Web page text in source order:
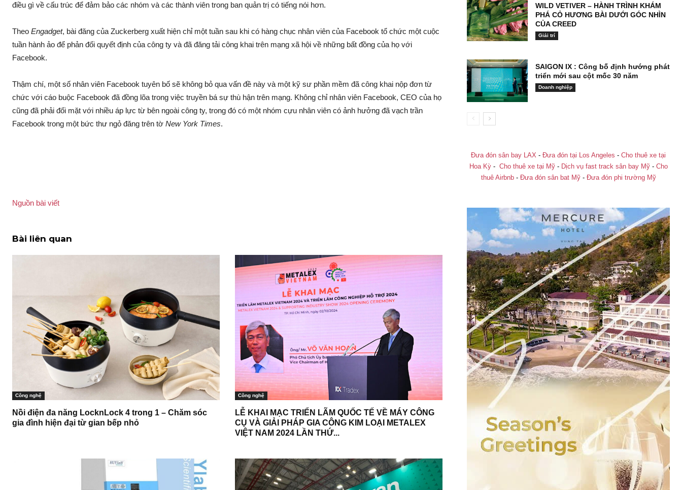
điều gì về cấu trúc để đảm bảo các nhóm và các thành viên trong ban quản trị có tiếng nói hơn.
Theo Engadget, bài đăng của Zuckerberg xuất hiện chỉ một tuần sau khi có hàng chục nhân viên của Facebook tổ chức một cuộc
tuần hành ảo để phản đối quyết định của công ty và đã đăng tải công khai trên mạng xã hội về những bất đồng của họ với
Facebook.
Thậm chí, một số nhân viên Facebook tuyên bố sẽ không bỏ qua vấn đề này và một kỹ sư phần mềm đã công khai nộp đơn từ
chức với cáo buộc Facebook đã đồng lõa trong việc truyền bá sự thù hận trên mạng. Không chỉ nhân viên Facebook, CEO của họ
cũng đã phải đối mặt với nhiều áp lực từ bên ngoài công ty, trong đó có một nhóm cựu nhân viên có ảnh hưởng đã vạch trần
Facebook trong một bức thư ngỏ đăng trên tờ New York Times.
Nguồn bài viết
Bài liên quan
Công nghệ
Nồi điện đa năng LocknLock 4 trong 1 – Chăm sóc
gia đình hiện đại từ gian bếp nhỏ
Công nghệ
LỄ KHAI MẠC TRIỂN LÃM QUỐC TẾ VỀ MÁY CÔNG
CỤ VÀ GIẢI PHÁP GIA CÔNG KIM LOẠI METALEX
VIỆT NAM 2024 LẦN THỨ...
WILD VETIVER – HÀNH TRÌNH KHÁM
PHÁ CỎ HƯƠNG BÀI DƯỚI GÓC NHÌN
CỦA CREED
Giải trí
SAIGON IX : Công bố định hướng phát
triển mới sau cột mốc 30 năm
Doanh nghiệp
Đưa đón sân bay LAX - Đưa đón tại Los Angeles - Cho thuê xe tại
Hoa Kỳ- Cho thuê xe tại Mỹ- Dịch vụ fast track sân bay Mỹ- Cho
thuê Airbnb- Đưa đón sân bat Mỹ- Đưa đón phi trường Mỹ